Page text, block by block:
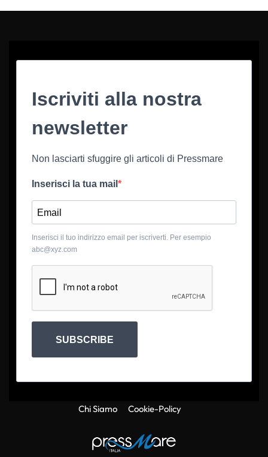
Iscriviti alla nostra
newsletter
Non lasciarti sfuggire gli articoli di Pressmare
Inserisci la tua mail
Inserisci il tuo indirizzo email per iscriverti. Per esempio
abc@xyz.com
SUBSCRIBE
Chi Siamo Cookie-Policy